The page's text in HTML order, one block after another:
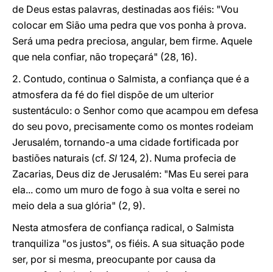
de Deus estas palavras, destinadas aos fiéis: "Vou
colocar em Sião uma pedra que vos ponha à prova.
Será uma pedra preciosa, angular, bem firme. Aquele
que nela confiar, não tropeçará" (28, 16).
2. Contudo, continua o Salmista, a confiança que é a
atmosfera da fé do fiel dispõe de um ulterior
sustentáculo: o Senhor como que acampou em defesa
do seu povo, precisamente como os montes rodeiam
Jerusalém, tornando-a uma cidade fortificada por
bastiões naturais (cf. Sl 124, 2). Numa profecia de
Zacarias, Deus diz de Jerusalém: "Mas Eu serei para
ela... como um muro de fogo à sua volta e serei no
meio dela a sua glória" (2, 9).
Nesta atmosfera de confiança radical, o Salmista
tranquiliza "os justos", os fiéis. A sua situação pode
ser, por si mesma, preocupante por causa da